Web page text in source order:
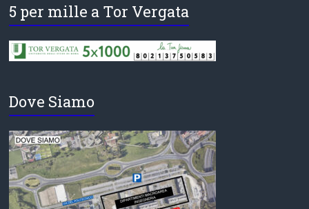
5 per mille a Tor Vergata
Dove Siamo